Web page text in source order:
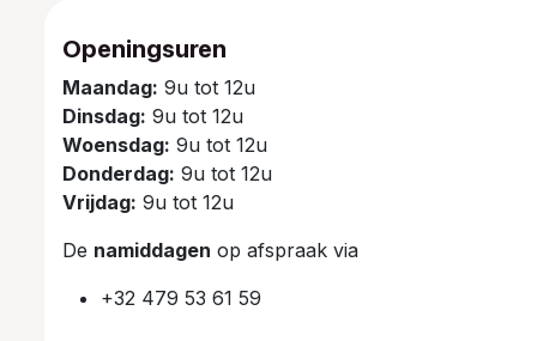
Openingsuren
Maandag: 9u tot 12u
Dinsdag: 9u tot 12u
Woensdag: 9u tot 12u
Donderdag: 9u tot 12u
Vrijdag: 9u tot 12u
De namiddagen op afspraak via
+32 479 53 61 59